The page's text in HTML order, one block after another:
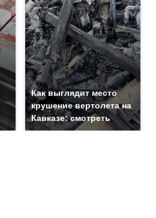
Как выглядит место
крушение вертолета на
Кавказе: смотреть